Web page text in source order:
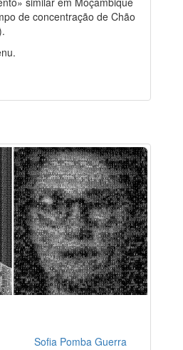
de concentração de Chão
Sofia Pomba Guerra